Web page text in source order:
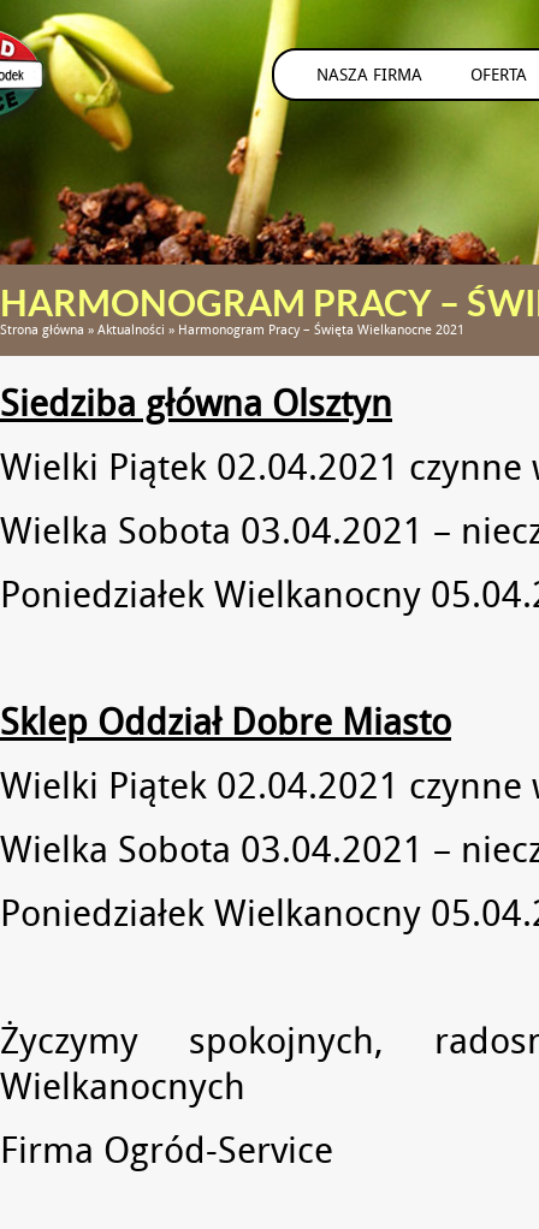
NASZA FIRMA OFERTA
HARMONOGRAM PRACY –
Strona główna » Aktualności » Harmonogram Pracy – Święta Wielkanocne 2021
Siedziba główna Olsztyn
Wielki Piątek 02.04.2021
Wielka Sobota 03.04.2021 –
Poniedziałek Wielkanocny
Sklep Oddział Dobre Miasto
Wielki Piątek 02.04.2021
Wielka Sobota 03.04.2021 –
Poniedziałek Wielkanocny
Życzymy spokojnych,
Wielkanocnych
Firma Ogród-Service